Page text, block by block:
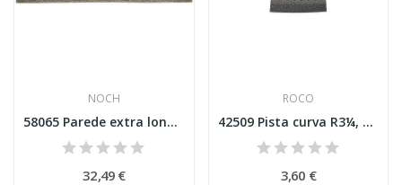
NOCH
58065 Parede extra longa Esc H0
32,49 €
ROCO
42509 Pista curva R3¼, 7,5 ° balastro de...
3,60 €